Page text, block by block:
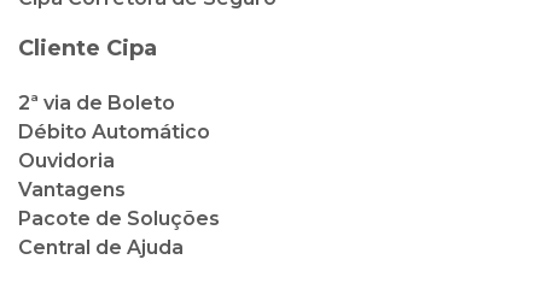
Cliente Cipa
2ª via de Boleto
Débito Automático
Ouvidoria
Vantagens
Pacote de Soluções
Central de Ajuda